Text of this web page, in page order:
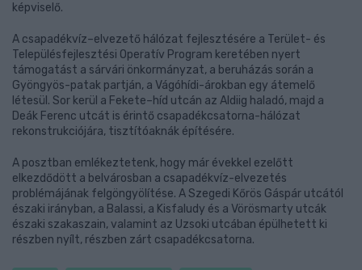
képviselő.
A csapadékvíz–elvezető hálózat fejlesztésére a Terület- és
Településfejlesztési Operatív Program keretében nyert
támogatást a sárvári önkormányzat, a beruházás során a
Gyöngyös-patak partján, a Vágóhídi-árokban egy átemelő
létesül. Sor kerül a Fekete–híd utcán az Aldiig haladó, majd a
Deák Ferenc utcát is érintő csapadékcsatorna-hálózat
rekonstrukciójára, tisztítóaknák építésére.
A posztban emlékeztetenk, hogy már évekkel ezelőtt
elkezdődött a belvárosban a csapadékvíz-elvezetés
problémájának felgöngyölítése. A Szegedi Kőrös Gáspár utcától
északi irányban, a Balassi, a Kisfaludy és a Vörösmarty utcák
északi szakaszain, valamint az Uzsoki utcában épülhetett ki
részben nyílt, részben zárt csapadékcsatorna.